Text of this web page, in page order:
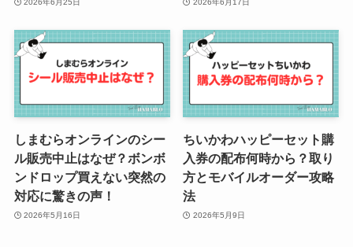
2026年6月25日 2026年6月17日
しまむらオンラインのシー
ル販売中止はなぜ？ボンボ
ンドロップ買えない突然の
対応に驚きの声！
2026年5月16日
ちいかわハッピーセット購
入券の配布何時から？取り
方とモバイルオーダー攻略
法
2026年5月9日